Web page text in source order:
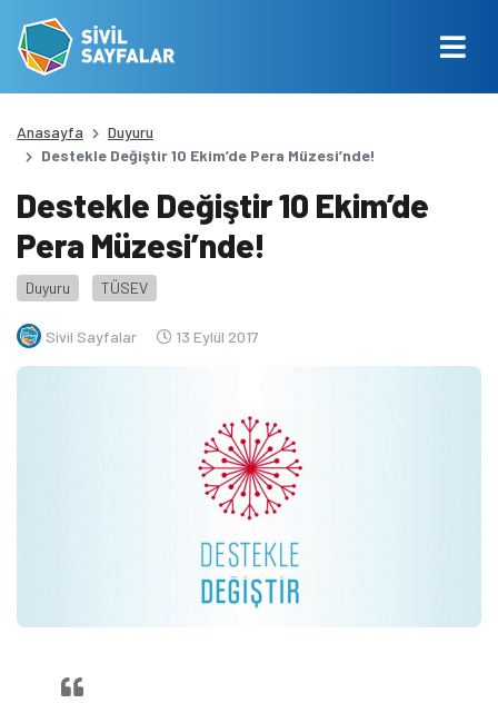
Anasayfa
Duyuru
Destekle Değiştir 10 Ekim’de Pera Müzesi’nde!
Destekle Değiştir 10 Ekim’de
Pera Müzesi’nde!
Duyuru TÜSEV
Sivil Sayfalar 13 Eylül 2017